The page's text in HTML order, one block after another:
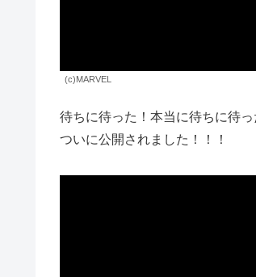
(c)MARVEL
待ちに待った！本当に待ちに待
ついに公開されました！！！